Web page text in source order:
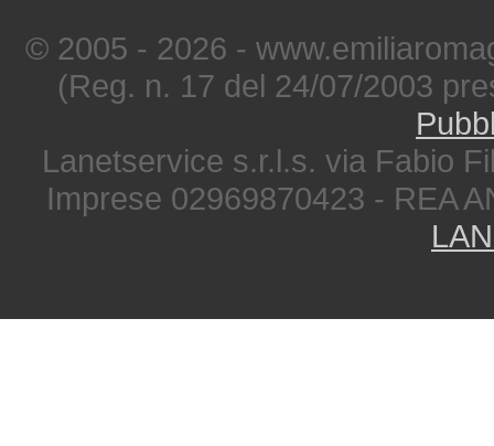
© 2005 - 2026 -
(Reg. n. 17 del 24/07/2003
Lanetservice s.r.l.s. via Fabio
Imprese 02969870423 - REA